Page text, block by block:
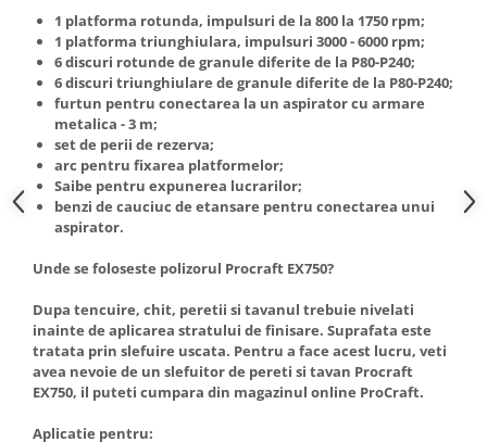
Ventuze cu brate pentru transport
Vibratoare beton
Uscatoare de rufe
Masini de facut paine
Pachete electrocasnice
incorporabile
Seturi oale
SANDWICH MAKER
Storcatoare de fructe
Televizoare
1 platforma rotunda, impulsuri de la 800 la 1750 rpm;
1 platforma triunghiulara, impulsuri 3000 - 6000 rpm;
6 discuri rotunde de granule diferite de la P80-P240;
6 discuri triunghiulare de granule diferite de la P80-P240;
furtun pentru conectarea la un aspirator cu armare
metalica - 3 m;
set de perii de rezerva;
arc pentru fixarea platformelor;
Saibe pentru expunerea lucrarilor;
benzi de cauciuc de etansare pentru conectarea unui
aspirator.
Unde se foloseste polizorul Procraft EX750?
Dupa tencuire, chit, peretii si tavanul trebuie nivelati
inainte de aplicarea stratului de finisare. Suprafata este
tratata prin slefuire uscata. Pentru a face acest lucru, veti
avea nevoie de un slefuitor de pereti si tavan Procraft
EX750, il puteti cumpara din magazinul online ProCraft.
Aplicatie pentru: